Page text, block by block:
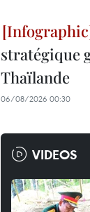
stratégique
Thaïlande
06/08/2026 00:30
VIDEOS